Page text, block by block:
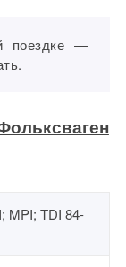
поездке —
MPI; TDI 84-